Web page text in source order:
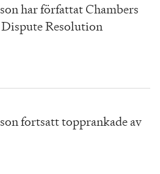
har författat Chambers
Resolution
fortsatt topprankade av